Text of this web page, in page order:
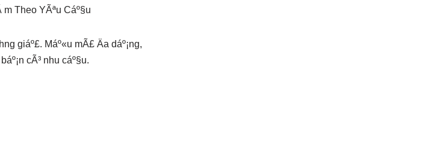
m Theo YÃªu Cáº§u
giáº£. Máº«u mÃ£ Äa dáº¡ng,
cÃ³ nhu cáº§u.